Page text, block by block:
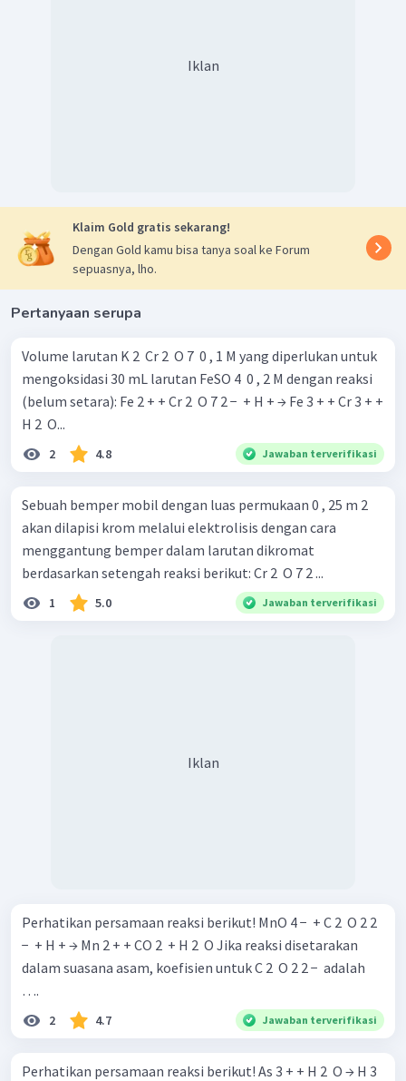
Iklan
Klaim Gold gratis sekarang!
Dengan Gold kamu bisa tanya soal ke Forum
sepuasnya, lho.
Pertanyaan serupa
Volume larutan K 2 ​ Cr 2 ​ O 7 ​ 0 , 1 M yang diperlukan untuk
mengoksidasi 30 mL larutan FeSO 4 ​ 0 , 2 M dengan reaksi
(belum setara): Fe 2 + + Cr 2 ​ O 7 2 − ​ + H + → Fe 3 + + Cr 3 + +
H 2 ​ O...
2 4.8 Jawaban terverifikasi
Sebuah bemper mobil dengan luas permukaan 0 , 25 m 2
akan dilapisi krom melalui elektrolisis dengan cara
menggantung bemper dalam larutan dikromat
berdasarkan setengah reaksi berikut: Cr 2 ​ O 7 2 ...
1 5.0 Jawaban terverifikasi
Iklan
Perhatikan persamaan reaksi berikut! MnO 4 − ​ + C 2 ​ O 2 2
− ​ + H + → Mn 2 + + CO 2 ​ + H 2 ​ O Jika reaksi disetarakan
dalam suasana asam, koefisien untuk C 2 ​ O 2 2 − ​ adalah
….
2 4.7 Jawaban terverifikasi
Perhatikan persamaan reaksi berikut! As 3 + + H 2 ​ O → H 3 ​